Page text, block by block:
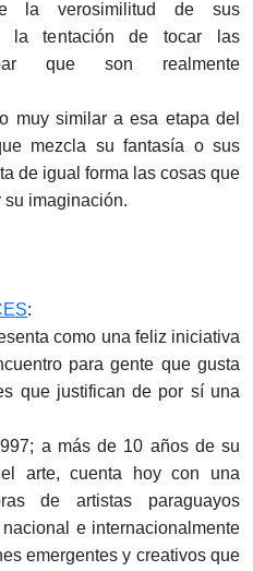
la verosimilitud de sus
la tentación de tocar las
que son realmente
muy similar a esa etapa del
mezcla su fantasía o sus
de igual forma las cosas que
su imaginación.
:
como una feliz iniciativa
para gente que gusta
que justifican de por sí una
a más de 10 años de su
arte, cuenta hoy con una
de artistas paraguayos
e internacionalmente
emergentes y creativos que